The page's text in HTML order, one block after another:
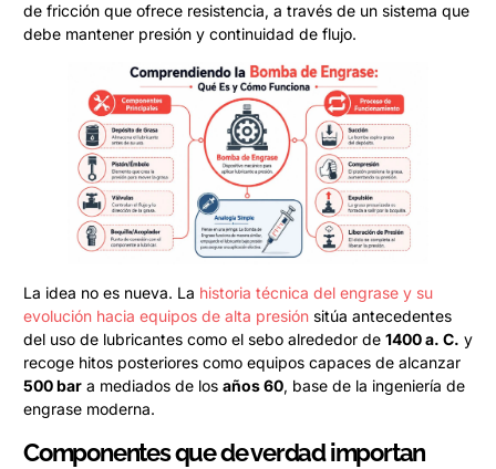
de fricción que ofrece resistencia, a través de un sistema que
debe mantener presión y continuidad de flujo.
La idea no es nueva. La historia técnica del engrase y su
evolución hacia equipos de alta presión sitúa antecedentes
del uso de lubricantes como el sebo alrededor de 1400 a. C. y
recoge hitos posteriores como equipos capaces de alcanzar
500 bar a mediados de los años 60, base de la ingeniería de
engrase moderna.
Componentes que de verdad importan